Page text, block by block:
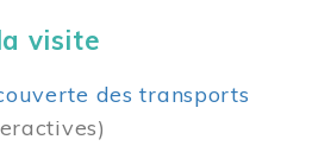
visite
des transports